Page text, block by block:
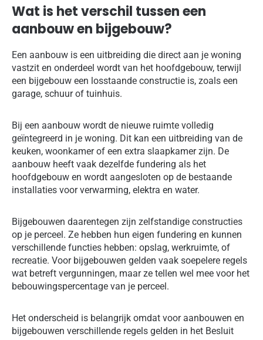
Wat is het verschil tussen een
aanbouw en bijgebouw?
Een aanbouw is een uitbreiding die direct aan je woning
vastzit en onderdeel wordt van het hoofdgebouw, terwijl
een bijgebouw een losstaande constructie is, zoals een
garage, schuur of tuinhuis.
Bij een aanbouw wordt de nieuwe ruimte volledig
geïntegreerd in je woning. Dit kan een uitbreiding van de
keuken, woonkamer of een extra slaapkamer zijn. De
aanbouw heeft vaak dezelfde fundering als het
hoofdgebouw en wordt aangesloten op de bestaande
installaties voor verwarming, elektra en water.
Bijgebouwen daarentegen zijn zelfstandige constructies
op je perceel. Ze hebben hun eigen fundering en kunnen
verschillende functies hebben: opslag, werkruimte, of
recreatie. Voor bijgebouwen gelden vaak soepelere regels
wat betreft vergunningen, maar ze tellen wel mee voor het
bebouwingspercentage van je perceel.
Het onderscheid is belangrijk omdat voor aanbouwen en
bijgebouwen verschillende regels gelden in het Besluit